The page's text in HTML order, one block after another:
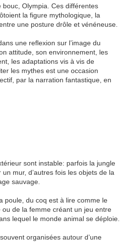
bouc, Olympia. Ces différentes
la figure mythologique, la
une posture drôle et vénéneuse.
une reflexion sur l’image du
attitude, son environnement, les
les adaptations vis à vis de
les mythes est une occasion
par la narration fantastique, en
sont instable: parfois la jungle
mur, d’autres fois les objets de la
sauvage.
poule, du coq est à lire comme le
ou de la femme créant un jeu entre
lequel le monde animal se déploie.
organisées autour d’une